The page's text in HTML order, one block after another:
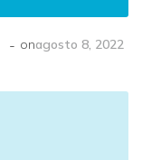
- onagosto 8, 2022